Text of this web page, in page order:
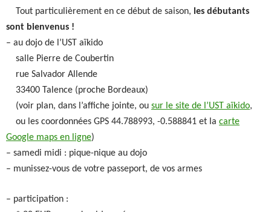
Tout particulièrement en ce début de saison, les débutants
sont bienvenus !
– au dojo de l’UST aïkido
salle Pierre de Coubertin
rue Salvador Allende
33400 Talence (proche Bordeaux)
(voir plan, dans l’affiche jointe, ou sur le site de l’UST aïkido,
ou les coordonnées GPS 44.788993, -0.588841 et la carte
Google maps en ligne)
– samedi midi : pique-nique au dojo
– munissez-vous de votre passeport, de vos armes
– participation :